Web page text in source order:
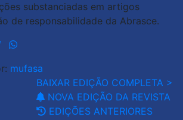
substanciadas em artigos
de responsabilidade da Abrasce.
mufasa
BAIXAR EDIÇÃO COMPLETA >
NOVA EDIÇÃO DA REVISTA
EDIÇÕES ANTERIORES